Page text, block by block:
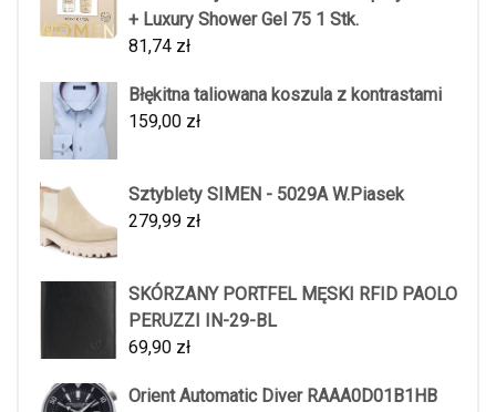
+ Luxury Shower Gel 75 1 Stk.
81,74 zł
Błękitna taliowana koszula z kontrastami
159,00 zł
Sztyblety SIMEN - 5029A W.Piasek
279,99 zł
SKÓRZANY PORTFEL MĘSKI RFID PAOLO
PERUZZI IN-29-BL
69,90 zł
Orient Automatic Diver RAAA0D01B1HB